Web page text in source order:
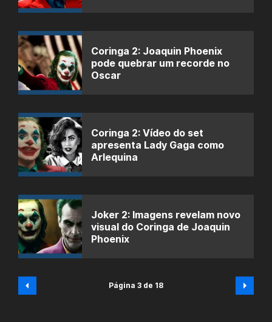
Coringa 2: Joaquin Phoenix
pode quebrar um recorde no
Oscar
Coringa 2: Vídeo do set
apresenta Lady Gaga como
Arlequina
Joker 2: Imagens revelam novo
visual do Coringa de Joaquin
Phoenix
Página 3 de 18